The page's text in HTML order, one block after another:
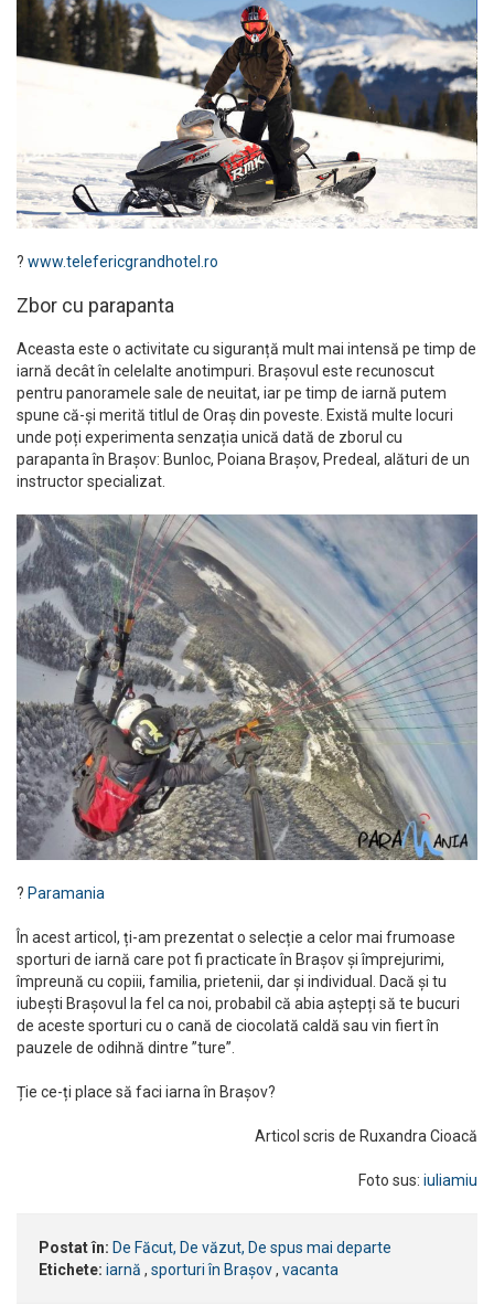
? www.telefericgrandhotel.ro
Zbor cu parapanta
Aceasta este o activitate cu siguranță mult mai intensă pe timp de
iarnă decât în celelalte anotimpuri. Brașovul este recunoscut
pentru panoramele sale de neuitat, iar pe timp de iarnă putem
spune că-și merită titlul de Oraș din poveste. Există multe locuri
unde poți experimenta senzația unică dată de zborul cu
parapanta în Brașov: Bunloc, Poiana Brașov, Predeal, alături de un
instructor specializat.
? Paramania
În acest articol, ți-am prezentat o selecție a celor mai frumoase
sporturi de iarnă care pot fi practicate în Brașov și împrejurimi,
împreună cu copiii, familia, prietenii, dar și individual. Dacă și tu
iubești Brașovul la fel ca noi, probabil că abia aștepți să te bucuri
de aceste sporturi cu o cană de ciocolată caldă sau vin fiert în
pauzele de odihnă dintre ”ture”.
Ție ce-ți place să faci iarna în Brașov?
Articol scris de Ruxandra Cioacă
Foto sus: iuliamiu
Postat în: De Făcut, De văzut, De spus mai departe
Etichete: iarnă , sporturi în Brașov, vacanta